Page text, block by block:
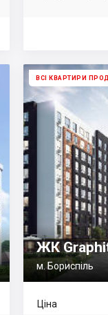
ВСІ КВАРТИРИ
ЖК
м. Бориспіль
Ціна